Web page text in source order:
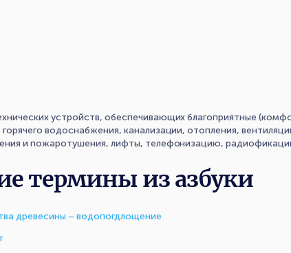
устройств, обеспечивающих благоприятные
горячего водоснабжения, канализации, отопления,
и пожаротушения, лифты, телефонизацию,
термины из азбуки
древесины – водопогдлощение